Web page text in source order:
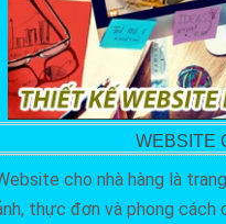
WEBSITE
cho nhà hàng là
thực đơn và phong cách